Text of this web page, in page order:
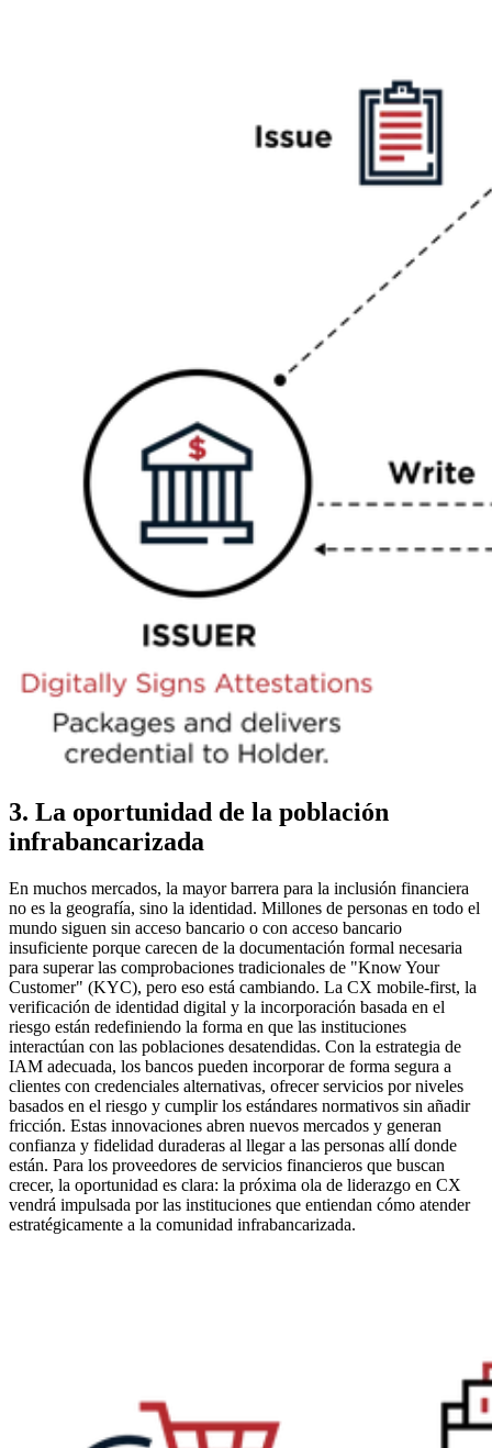
3. La oportunidad de la población
infrabancarizada
En muchos mercados, la mayor barrera para la inclusión financiera
no es la geografía, sino la identidad. Millones de personas en todo el
mundo siguen sin acceso bancario o con acceso bancario
insuficiente porque carecen de la documentación formal necesaria
para superar las comprobaciones tradicionales de "Know Your
Customer" (KYC), pero eso está cambiando. La CX mobile-first, la
verificación de identidad digital y la incorporación basada en el
riesgo están redefiniendo la forma en que las instituciones
interactúan con las poblaciones desatendidas. Con la estrategia de
IAM adecuada, los bancos pueden incorporar de forma segura a
clientes con credenciales alternativas, ofrecer servicios por niveles
basados en el riesgo y cumplir los estándares normativos sin añadir
fricción. Estas innovaciones abren nuevos mercados y generan
confianza y fidelidad duraderas al llegar a las personas allí donde
están. Para los proveedores de servicios financieros que buscan
crecer, la oportunidad es clara: la próxima ola de liderazgo en CX
vendrá impulsada por las instituciones que entiendan cómo atender
estratégicamente a la comunidad infrabancarizada.